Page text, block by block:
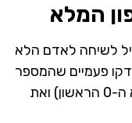
לשיחה לאדם הלא
פעמיים שהמספר
שברשותכם כולל את קוד האזור (ללא ה-0 הראשון) ואת